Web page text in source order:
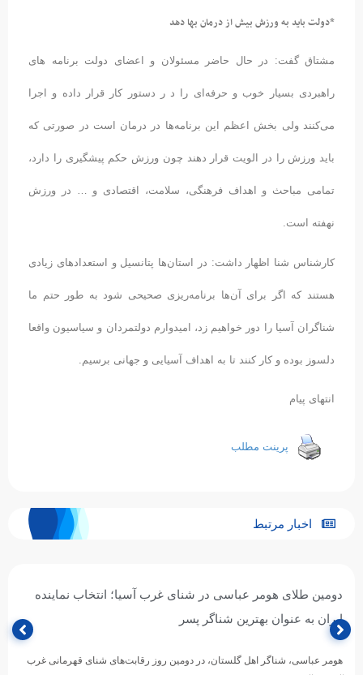
*دولت باید به ورزش بیش از درمان بها دهد
مشتاق گفت: در حال حاضر مسئولان و اعضای دولت برنامه های
راهبردی بسیار خوب و حرفه‌ای را د ر دستور کار قرار داده و اجرا
می‌کنند ولی بخش اعظم این برنامه‌ها در درمان است در صورتی که
باید ورزش را در الویت قرار دهند چون ورزش حکم پیشگیری را دارد،
تمامی مباحث و اهداف فرهنگی، سلامت، اقتصادی و … در ورزش
نهفته است.
کارشناس شنا اظهار داشت: در استان‌ها پتانسیل و استعداد‌های زیادی
هستند که اگر برای آن‌ها برنامه‌ریزی صحیحی شود به طور حتم ما
شناگران آسیا را دور خواهیم زد، امیدوارم دولتمردان و سیاسیون واقعا
دلسوز بوده و کار کنند تا به اهداف آسیایی و جهانی برسیم.
انتهای پیام
پرینت مطلب
اخبار مرتبط
آسیا؛ انتخاب نماینده
روز رقابت‌های شنای قهرمانی غرب